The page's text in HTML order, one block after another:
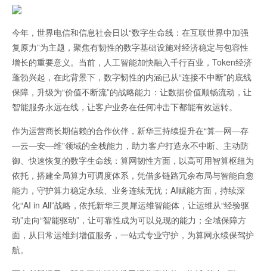
今年，世界电信和信息社会日以“数字生命线：在互联世界中加强
复原力”为主题，聚焦有韧性的数字基础设施对经济稳定与包容性
增长的重要意义。当前，人工智能加快融入千行百业，Token经济
蓬勃兴起，在此背景下，数字韧性的内涵已从“连接不中断”的底线
保障，升级为“价值不断流”的战略能力：让数据价值顺畅流动，让
智能服务永远在线，让客户业务在任何冲击下都能有效运转。
作为运营商长期信赖的合作伙伴，新华三持续提升在“算—网—存
—云—安—维”领域的全栈能力，助力客户打造永不中断、主动防
御、快速恢复的数字生命线：算网韧性方面，以高可用智算枢纽为
依托，搭建全局算力可调度体系，凭借多链路冗余布局与智能自愈
能力，守护算力稳定永续、业务连续无忧；AI赋能方面，持续深
化“AI in All”战略，依托新华三灵犀运维智能体，让运维从“经验驱
动”走向“智能驱动”，让可靠性成为可以兑现的能力；全域保障方
面，从日常运维到增值服务，一站式专业守护，为算网永续保驾护
航。